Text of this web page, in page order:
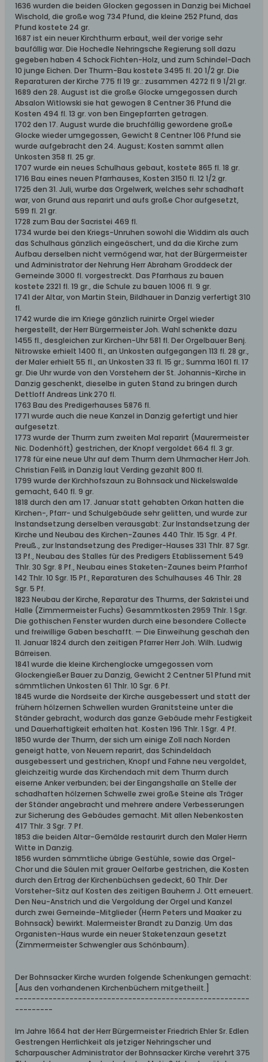
1636 wurden die beiden Glocken gegossen in Danzig bei MichaeI
Wischold, die große wog 734 Pfund, die kIeine 252 Pfund, das
Pfund kostete 24 gr.
1687 ist ein neuer Kirchthurm erbaut, weil der vorige sehr
baufällig war. Die Hochedle Nehringsche Regierung soll dazu
gegeben haben 4 Schock Fichten-HoIz, und zum SchindeI-Dach
10 junge Eichen. Der Thurm-Bau kostete 3495 fl. 20 1/2 gr. Die
Reparaturen der Kirche 775 fl 19 gr.: zusammen 4272 fl 9 1/21 gr.
1689 den 28. August ist die große Glocke umgegossen durch
Absalon Witlowski sie hat gewogen 8 Centner 36 Pfund die
Kosten 494 fl. 13 gr. von ben Eingepfarrten getragen.
1702 den 17. August wurde die bruchfällig gewordene große
Glocke wieder umgegossen, Gewicht 8 Centner 106 Pfund sie
wurde aufgebracht den 24. August; Kosten sammt allen
Unkosten 358 fI. 25 gr.
1707 wurde ein neues Schulhaus gebaut, kostete 865 fI. 18 gr.
1716 Bau eines neuen Pfarrhauses, Kosten 3150 fI. 12 1/2 gr.
1725 den 31. Juli, wurbe das Orgelwerk, welches sehr schadhaft
war, von Grund aus reparirt und aufs große Chor aufgesetzt,
599 fI. 21 gr.
1728 zum Bau der Sacristei 469 fI.
1734 wurde bei den Kriegs-Unruhen sowohl die Widdim als auch
das Schulhaus gänzIich eingeäschert, und da die Kirche zum
Aufbau derselben nicht vermögend war, hat der Bürgermeister
und Administrator der Nehrung Herr Abraham Groddeck der
Gemeinde 3000 fl. vorgestreckt. Das Pfarrhaus zu bauen
kostete 2321 fI. 19 gr., die Schule zu bauen 1006 fI. 9 gr.
1741 der Altar, von Martin Stein, Bildhauer in Danzig verfertigt 310
fI.
1742 wurde die im Kriege gänzIich ruinirte Orgel wieder
hergestelIt, der Herr Bürgermeister Joh. Wahl schenkte dazu
1455 fI., desgleichen zur Kirchen-Uhr 581 fI. Der OrgeIbauer Benj.
Nitrowske erhieIt 1400 fI., an Unkosten aufgegangen 113 fI. 28 gr.,
der Maler erhieIt 55 fI., an Unkosten 33 fI. 15 gr.; Summa 1601 fI. 17
gr. Die Uhr wurde von den Vorstehern der St. Johannis-Kirche in
Danzig geschenkt, dieselbe in guten Stand zu bringen durch
Dettloff Andreas Link 270 fI.
1763 Bau des Predigerhauses 5876 fI.
1771 wurde auch die neue Kanzel in Danzig gefertigt und hier
aufgesetzt.
1773 wurde der Thurm zum zweiten Mal reparirt (Maurermeister
Nic. Dodenhöft) gestrichen, der Knopf vergoldet 664 fl. 3 gr.
1778 für eine neue Uhr auf dem Thurm dem Uhrmacher Herr Joh.
Christian Felß in Danzig laut Verding gezahlt 800 fl.
1799 wurde der Kirchhofszaun zu Bohnsack und Nickelswalde
gemacht, 640 fl. 9 gr.
1818 durch den am 17. Januar statt gehabten Orkan hatten die
Kirchen-, Pfarr- und Schulgebäude sehr gelitten, und wurde zur
Instandsetzung derselben verausgabt: Zur Instandsetzung der
Kirche und Neubau des Kirchen-Zaunes 440 Thlr. 15 Sgr. 4 Pf.
Preuß., zur Instandsetzung des Prediger-Hauses 331 Thlr. 87 Sgr.
13 Pf., Neubau des Stalles für des Predigers Etablissement 549
Thlr. 30 Sgr. 8 Pf., Neubau eines Staketen-Zaunes beim Pfarrhof
142 Thlr. 10 Sgr. 15 Pf., Reparaturen des Schulhauses 46 Thlr. 28
Sgr. 5 Pf.
1823 Neubau der Kirche, Reparatur des Thurms, der Sakristei und
Halle (Zimmermeister Fuchs) Gesammtkosten 2959 Thlr. 1 Sgr.
Die gothischen Fenster wurden durch eine besondere Collecte
und freiwillige Gaben beschafft. — Die Einweihung geschah den
11. Januar 1824 durch den zeitigen Pfarrer Herr Joh. Wilh. Ludwig
Bärreisen.
1841 wurde die kleine Kirchenglocke umgegossen vom
Glockengießer Bauer zu Danzig, Gewicht 2 Centner 51 Pfund mit
sämmtlichen Unkosten 61 Thlr. 10 Sgr. 6 Pf.
1845 wurde die Nordseite der Kirche ausgebessert und statt der
frühern hölzernen Schwellen wurden Granitsteine unter die
Ständer gebracht, wodurch das ganze Gebäude mehr Festigkeit
und Dauerhaftigkeit erhalten hat. Kosten 196 Thlr. 1 Sgr. 4 Pf.
1850 wurde der Thurm, der sich um einige Zoll nach Norden
geneigt hatte, von Neuem reparirt, das Schindeldach
ausgebessert und gestrichen, Knopf und Fahne neu vergoldet,
gleichzeitig wurde das Kirchendach mit dem Thurm durch
eiserne Anker verbunden; bei der Eingangshalle an Stelle der
schadhaften hölzernen Schwelle zwei große Steine als Träger
der Ständer angebracht und mehrere andere Verbesserungen
zur Sicherung des Gebäudes gemacht. Mit allen Nebenkosten
417 Thlr. 3 Sgr. 7 Pf.
1853 die beiden Altar-Gemälde restaurirt durch den Maler Herrn
Witte in Danzig.
1856 wurden sämmtliche übrige Gestühle, sowie das Orgel-
Chor und die Säulen mit grauer Oelfarbe gestrichen, die Kosten
durch den Ertrag der Kirchenbüchsen gedeckt, 60 Thlr. Der
Vorsteher-Sitz auf Kosten des zeitigen Bauherrn J. Ott erneuert.
Den Neu-Anstrich und die Vergoldung der Orgel und Kanzel
durch zwei Gemeinde-Mitglieder (Herrn Peters und Maaker zu
Bohnsack) bewirkt. Malermeister Brandt zu Danzig. Um das
Organisten-Haus wurde ein neuer Staketenzaun gesetzt
(Zimmermeister Schwengler aus Schönbaum).
Der Bohnsacker Kirche wurden folgende Schenkungen gemacht:
[Aus den vorhandenen Kirchenbüchern mitgetheilt.]
--------------------------------------------------------
---------
Im Jahre 1664 hat der Herr Bürgermeister Friedrich Ehler Sr. Edlen
Gestrengen Herrlichkeit als jetziger Nehringscher und
Scharpauscher Administrator der Bohnsacker Kirche verehrt 375